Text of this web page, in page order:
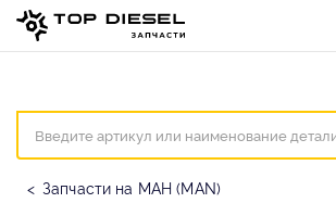
Запчасти на МАН (MAN)